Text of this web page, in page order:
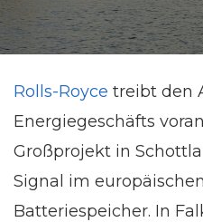
Rolls-Royce treibt den
Energiegeschäfts
Großprojekt in
Signal im
Batteriespeicher. In